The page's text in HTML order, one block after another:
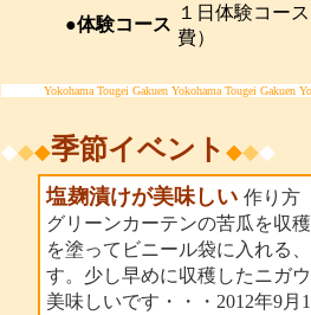
●体験コース
１日体験コー
費）
Yokohama Tougei Gakuen Yokohama Tougei Gakuen
◆◆◆季節イベント ◆◆◆
塩麹漬けが美味しい 作り方
グリーンカーテンの苦瓜を収
を塗ってビニール袋に入れる
す。少し早めに収穫したニガ
美味しいです・・・2012年9月